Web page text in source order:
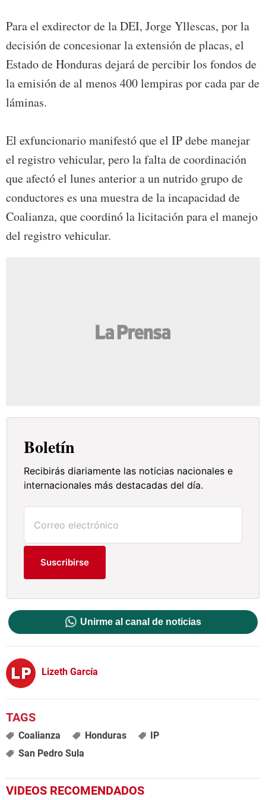
Para el exdirector de la DEI, Jorge Yllescas, por la
decisión de concesionar la extensión de placas, el
Estado de Honduras dejará de percibir los fondos de
la emisión de al menos 400 lempiras por cada par de
láminas.
El exfuncionario manifestó que el IP debe manejar
el registro vehicular, pero la falta de coordinación
que afectó el lunes anterior a un nutrido grupo de
conductores es una muestra de la incapacidad de
Coalianza, que coordinó la licitación para el manejo
del registro vehicular.
Boletín
Recibirás diariamente las noticias nacionales e
internacionales más destacadas del día.
Suscribirse
Unirme al canal de noticias
Lizeth García
Coalianza Honduras
IP
San Pedro Sula
VIDEOS RECOMENDADOS